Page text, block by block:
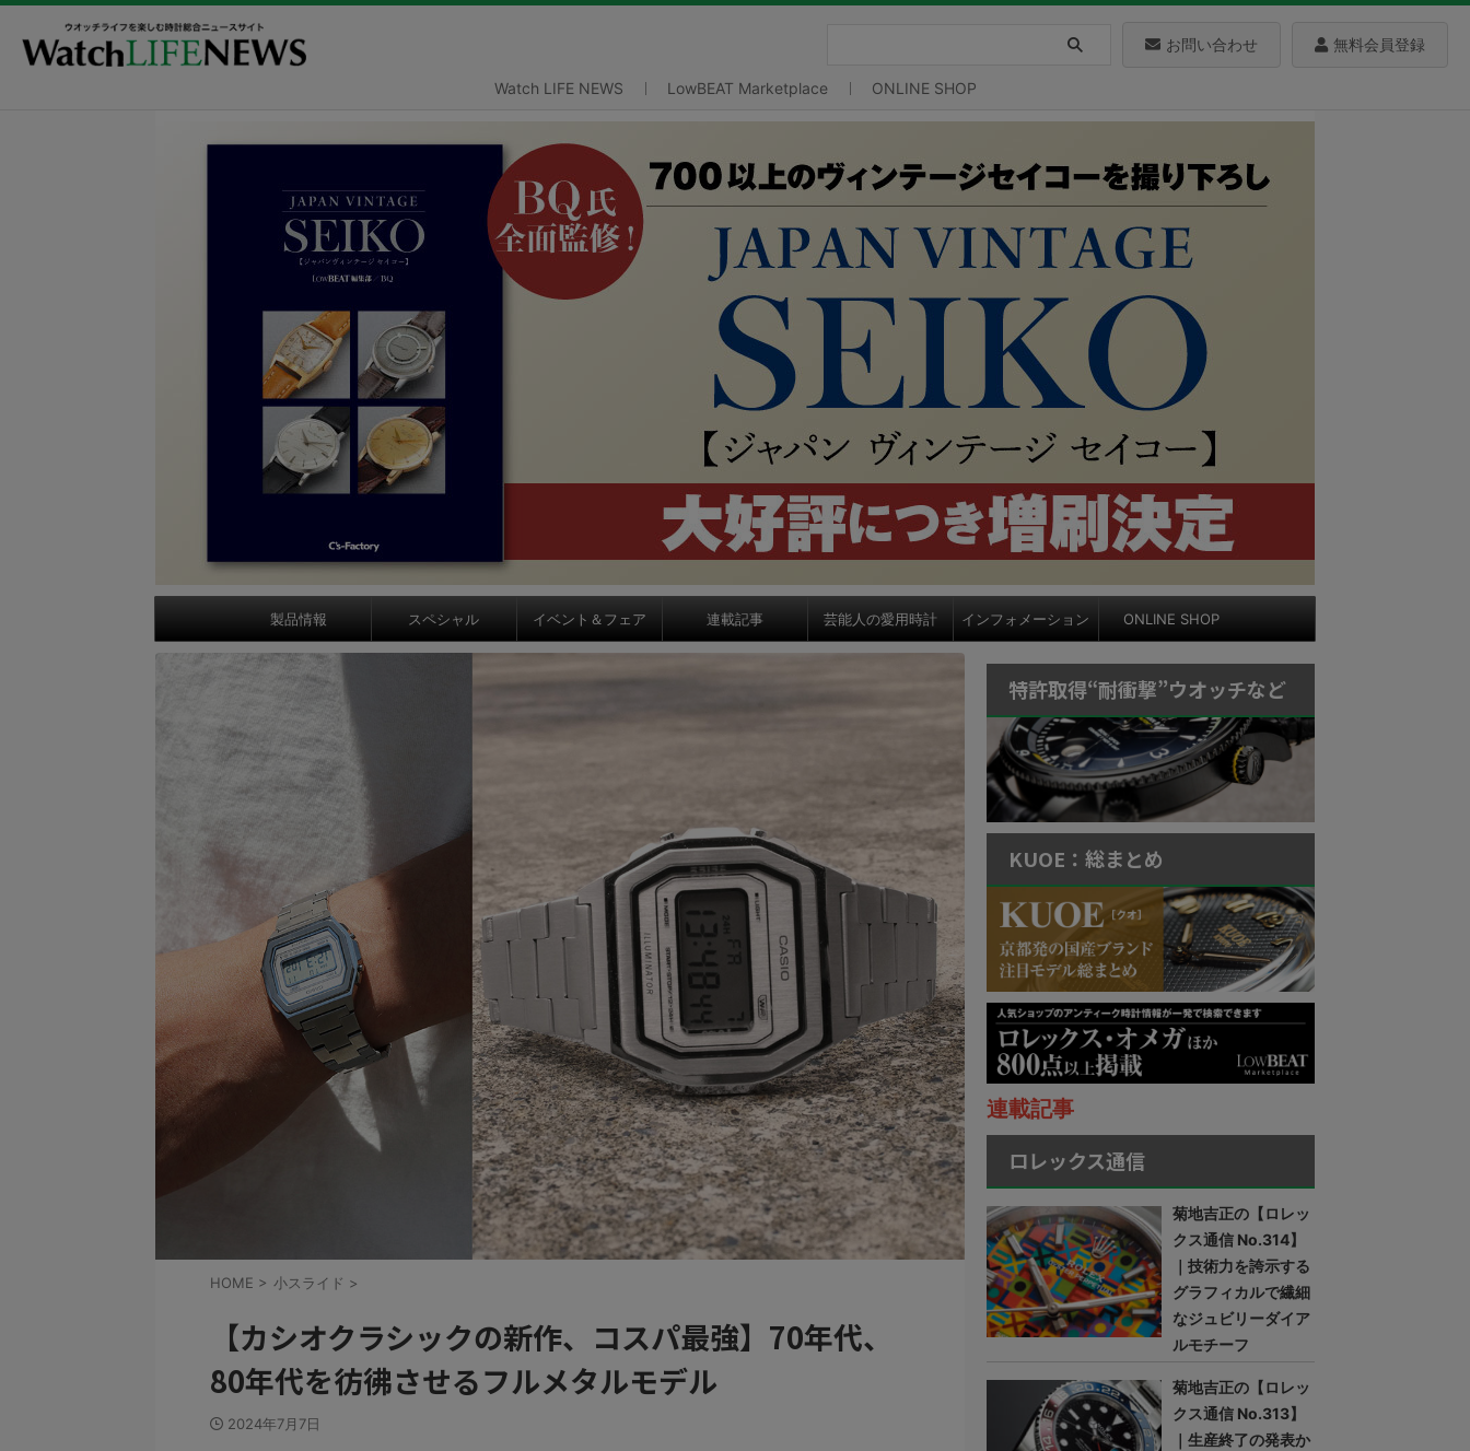
お問い合わせ 無料会員登録
Watch LIFE NEWS LowBEAT Marketplace ONLINE SHOP
製品情報 スペシャル イベント＆フェア 連載記事 芸能人の愛用時計 インフォメーション ONLINE SHOP
HOME > 小スライド >
【カシオクラシックの新作、コスパ最強】70年代、
80年代を彷彿させるフルメタルモデル
2024年7月7日
特許取得“耐衝撃”ウオッチなど
KUOE：総まとめ
連載記事
ロレックス通信
菊地吉正の【ロレッ
クス通信 No.314】
｜技術力を誇示する
グラフィカルで繊細
なジュビリーダイア
ルモチーフ
菊地吉正の【ロレッ
クス通信 No.313】
｜生産終了の発表か